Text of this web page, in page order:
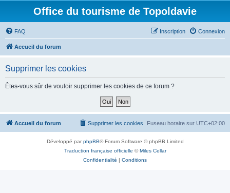
Office du tourisme de Topoldavie
FAQ Connexion
Inscription
Accueil du forum
Supprimer les cookies
Êtes-vous sûr de vouloir supprimer les cookies de ce forum ?
Accueil du forum Fuseau horaire sur UTC+02:00
Supprimer les cookies
Développé parphpBB® Forum Software © phpBB Limited
Traduction française officielle ©Miles Cellar
Confidentialité | Conditions